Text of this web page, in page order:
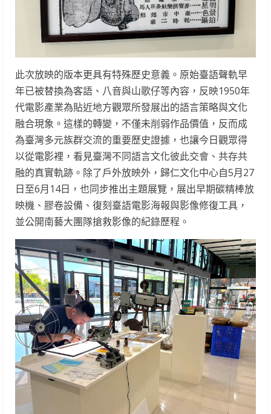
此次放映的版本更具有特殊歷史意義。原始臺語聲軌早
年已被替換為客語、八音與山歌仔等內容，反映1950年
代電影產業為貼近地方觀眾所發展出的語言策略與文化
融合現象。這樣的轉變，不僅未削弱作品價值，反而成
為臺灣多元族群交流的重要歷史證據，也讓今日觀眾得
以從電影裡，看見臺灣不同語言文化彼此交會、共存共
融的真實軌跡。除了戶外放映外，歸仁文化中心自5月27
日至6月14日，也同步推出主題展覽，展出早期碳精棒放
映機、膠卷設備、復刻臺語電影海報與影像修復工具，
並公開南藝大團隊搶救影像的紀錄歷程。